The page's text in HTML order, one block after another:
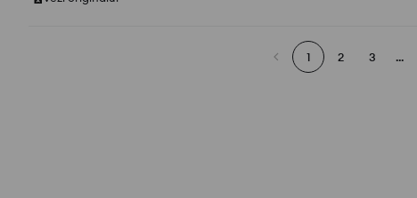
1 2 3 ...